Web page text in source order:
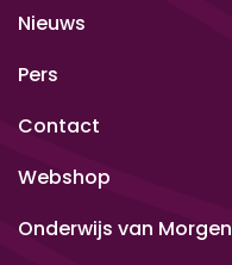
Nieuws
Pers
Contact
Webshop
Onderwijs van Morgen